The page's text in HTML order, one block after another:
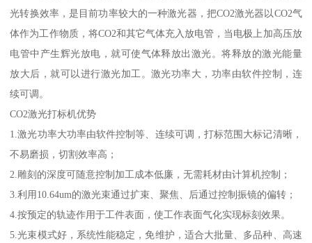
光转换效率，是目前功率较大的一种激光器，把CO2激光器以CO2气
体作为工作物质，将CO2和其它气体充入放电管，当电极上加高压放
电管中产生辉光放电，就可使气体释放出激光。将释放的激光能量
放大后，就可以进行激光加工。激光功率大，功率由软件控制，连
续可调。
CO2激光打标机优势
1.激光功率大功率由软件控制等、连续可调，打标范围大标记清晰，
不易磨损，切割效率高；
2.雕刻的深度可随意控制加工成本低廉，无需耗材由计算机控制；
3.利用10.64um的激光束通过扩束、聚焦、后通过控制振镜的偏转；
4.按预定的轨迹作用于工件表面，使工作表面气化实现标刻效果。
5.光束模式好，系统性能稳定，免维护，适合大批量、多品种、高速